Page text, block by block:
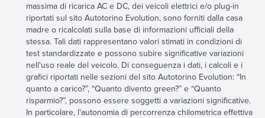
massima di ricarica AC e DC, dei veicoli elettrici e/o plug-in
riportati sul sito Autotorino Evolution, sono forniti dalla casa
madre o ricalcolati sulla base di informazioni ufficiali della
stessa. Tali dati rappresentano valori stimati in condizioni di
test standardizzate e possono subire significative variazioni
nell'uso reale del veicolo. Di conseguenza i dati, i calcoli e i
grafici riportati nelle sezioni del sito Autotorino Evolution: “In
quanto a carico?”, “Quanto divento green?” e “Quanto
risparmio?”, possono essere soggetti a variazioni significative.
In particolare, l'autonomia di percorrenza chilometrica effettiva